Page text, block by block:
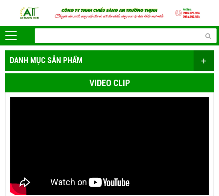
DANH MỤC SẢN PHẨM +
VIDEO CLIP